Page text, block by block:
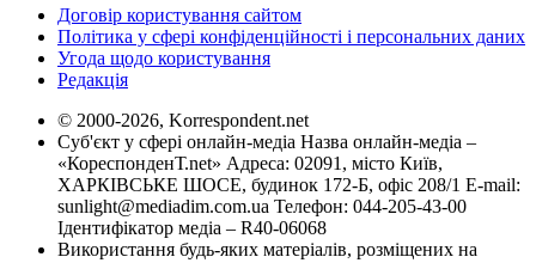
Договір користування сайтом
Політика у сфері конфіденційності і персональних даних
Угода щодо користування
Редакція
© 2000-2026, Korrespondent.net
Суб'єкт у сфері онлайн-медіа Назва онлайн-медіа –
«КореспонденТ.net» Адреса: 02091, місто Київ,
ХАРКІВСЬКЕ ШОСЕ, будинок 172-Б, офіс 208/1 E-mail:
sunlight@mediadim.com.ua Телефон: 044-205-43-00
Ідентифікатор медіа – R40-06068
Використання будь-яких матеріалів, розміщених на